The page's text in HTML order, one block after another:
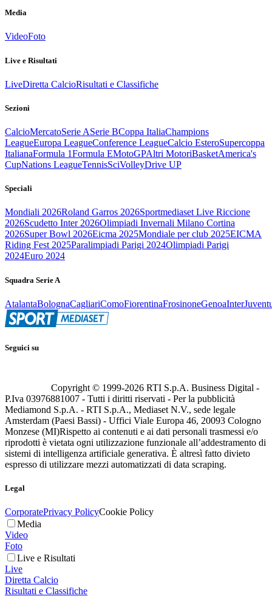
Media
VideoFoto
Live e Risultati
LiveDiretta CalcioRisultati e Classifiche
Sezioni
CalcioMercatoSerie ASerie BCoppa ItaliaChampions
LeagueEuropa LeagueConference LeagueCalcio EsteroSupercoppa
ItalianaFormula 1Formula EMotoGPAltri MotoriBasketAmerica's
CupNations LeagueTennisSciVolleyDrive UP
Speciali
Mondiali 2026Roland Garros 2026Sportmediaset Live Riccione
2026Scudetto Inter 2026Olimpiadi Invernali Milano Cortina
2026Super Bowl 2026Eicma 2025Mondiale per club 2025EICMA
Riding Fest 2025Paralimpiadi Parigi 2024Olimpiadi Parigi
2024Euro 2024
Squadra Serie A
AtalantaBolognaCagliariComoFiorentinaFrosinoneGenoaInter
Seguici su
Copyright © 1999-2026 RTI S.p.A. Business Digital -
P.Iva 03976881007 - Tutti i diritti riservati - Per la pubblicità
Mediamond S.p.A. - RTI S.p.A., Mediaset N.V., sede legale
Amsterdam (Paesi Bassi) - Uffici Viale Europa 46, 20093 Cologno
Monzese (MI)Rispetto ai contenuti e ai dati personali trasmessi e/o
riprodotti è vietata ogni utilizzazione funzionale all’addestramento di
sistemi di intelligenza artificiale generativa. È altresì fatto divieto
espresso di utilizzare mezzi automatizzati di data scraping.
Legal
CorporatePrivacy PolicyCookie Policy
Media
Video
Foto
Live e Risultati
Live
Diretta Calcio
Risultati e Classifiche